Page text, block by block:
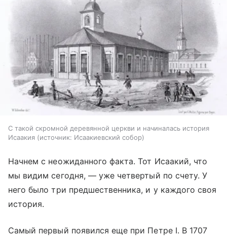
С такой скромной деревянной церкви и начиналась история
Исаакия
источник: Исаакиевский собор
Начнем с неожиданного факта. Тот Исаакий, что
мы видим сегодня, — уже четвертый по счету. У
него было три предшественника, и у каждого своя
история.
Самый первый появился еще при Петре I. В 1707